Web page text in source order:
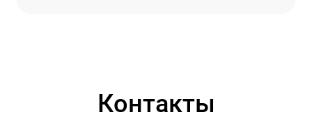
Контакты